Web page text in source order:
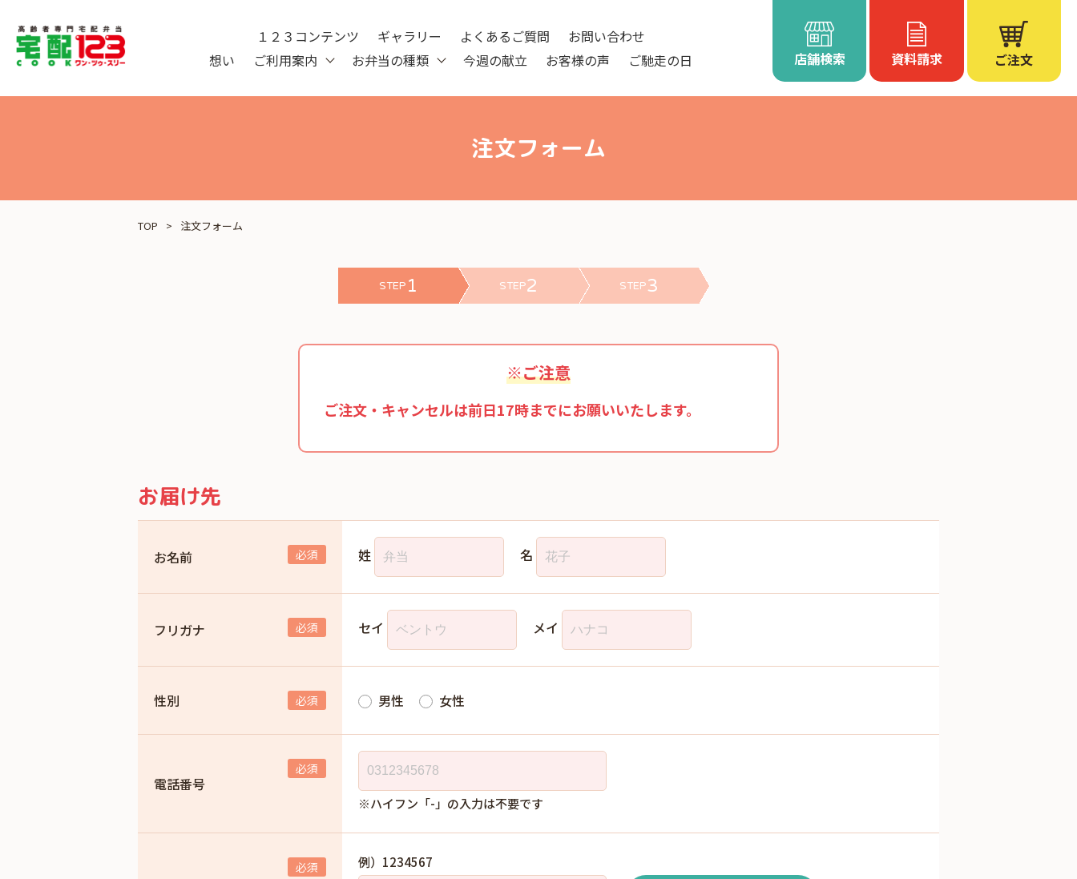
想い ご利用案内 お弁当の種類 今週の献立 お客様の声 ご馳走の日
１２３コンテンツ ギャラリー よくあるご質問
お問い合わせ
店舗検索
資料請求 ご注文
注文フォーム
TOP 注文フォーム
STEP 1 STEP2 STEP3
※ご注意
ご注文・キャンセルは前日17時までにお願いいたします。
お届け先
お名前 姓 名
フリガナ セイ メイ
性別 男性 女性
電話番号
※ハイフン「-」の入力は不要です
例）1234567